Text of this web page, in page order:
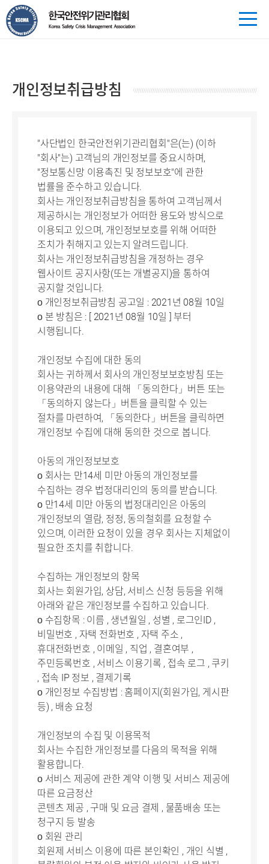
개인정보취급방침
"사단법인 한국안전위기관리협회"은(는) (이하
"회사"는) 고객님의 개인정보를 중요시하며,
"정보통신망 이용촉진 및 정보보호"에 관한
법률을 준수하고 있습니다.
회사는 개인정보취급방침을 통하여 고객님께서
제공하시는 개인정보가 어떠한 용도와 방식으로
이용되고 있으며, 개인정보보호를 위해 어떠한
조치가 취해지고 있는지 알려드립니다.
회사는 개인정보취급방침을 개정하는 경우
웹사이트 공지사항(또는 개별공지)을 통하여
공지할 것입니다.
ο 개인정보취급방침 공고일 : 2021년 08월 10일
ο 본 방침은 : [ 2021년 08월 10일 ] 부터
시행됩니다.
개인정보 수집에 대한 동의
회사는 귀하께서 회사의 개인정보보호방침 또는
이용약관의 내용에 대해 「동의한다」버튼 또는
「동의하지 않는다」버튼을 클릭할 수 있는
절차를 마련하여, 「동의한다」버튼을 클릭하면
개인정보 수집에 대해 동의한 것으로 봅니다.
아동의 개인정보보호
ο 회사는 만14세 미만 아동의 개인정보를
수집하는 경우 법정대리인의 동의를 받습니다.
ο 만14세 미만 아동의 법정대리인은 아동의
개인정보의 열람, 정정, 동의철회를 요청할 수
있으며, 이러한 요청이 있을 경우 회사는 지체없이
필요한 조치를 취합니다.
수집하는 개인정보의 항목
회사는 회원가입, 상담, 서비스 신청 등등을 위해
아래와 같은 개인정보를 수집하고 있습니다.
ο 수집항목 : 이름 , 생년월일 , 성별 , 로그인ID ,
비밀번호 , 자택 전화번호 , 자택 주소 ,
휴대전화번호 , 이메일 , 직업 , 결혼여부 ,
주민등록번호 , 서비스 이용기록 , 접속 로그 , 쿠키
, 접속 IP 정보 , 결제기록
ο 개인정보 수집방법 : 홈페이지(회원가입, 게시판
등) , 배송 요청
개인정보의 수집 및 이용목적
회사는 수집한 개인정보를 다음의 목적을 위해
활용합니다.
ο 서비스 제공에 관한 계약 이행 및 서비스 제공에
따른 요금정산
콘텐츠 제공 , 구매 및 요금 결제 , 물품배송 또는
청구지 등 발송
ο 회원 관리
회원제 서비스 이용에 따른 본인확인 , 개인 식별 ,